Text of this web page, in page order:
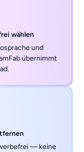
wählen
und
übernimmt
— keine